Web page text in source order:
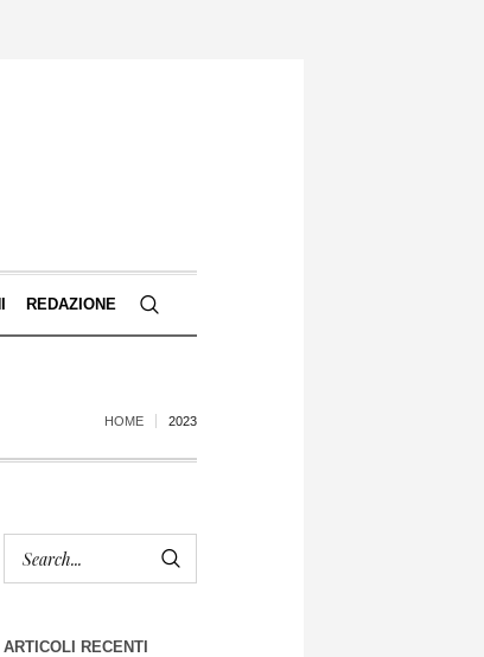
REDAZIONE
HOME 2023
ARTICOLI RECENTI